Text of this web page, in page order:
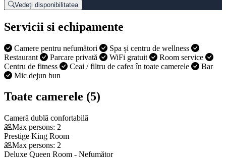
Vedeți disponibilitatea
Servicii si echipamente
Camere pentru nefumători
Spa și centru de wellness
Restaurant
Parcare privată WiFi gratuit
Room service
Centru de fitness
Ceai / filtru de cafea în toate camerele
Bar
Mic dejun bun
Toate camerele (5)
Cameră dublă confortabilă
Max persons: 2
Prestige King Room
Max persons: 2
Deluxe Queen Room - Nefumător